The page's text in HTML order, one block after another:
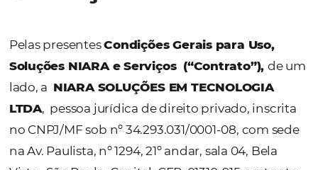
Serviços
Pelas presentesCondições Gerais para
Soluções NIARA e Serviços (“Contrato”),
lado, aNIARA SOLUÇÕES EM